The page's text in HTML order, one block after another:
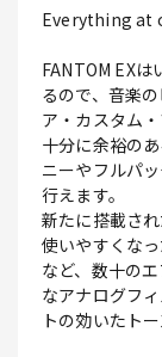
Everything at
FANTOM EX
るので、音楽
ア・カスタム
十分に余裕の
ニーやフルパ
行えます。
新たに搭載さ
使いやすくな
など、数十の
なアナログフ
トの効いたト